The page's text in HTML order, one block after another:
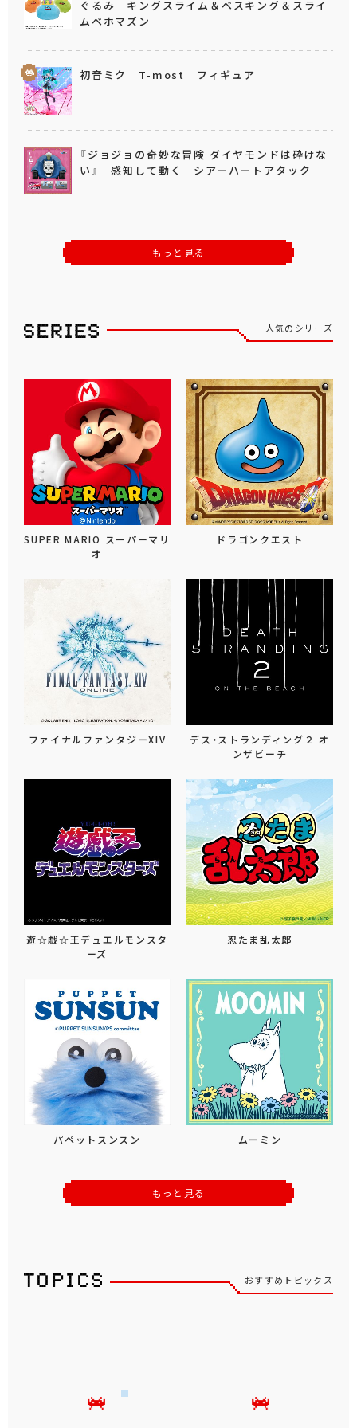
ぐるみ キングスライム＆ベスキング＆スライ
ムベホマズン
初音ミク T-most フィギュア
『ジョジョの奇妙な冒険 ダイヤモンドは砕けな
い』 感知して動く シアーハートアタック
もっと見る
人気のシリーズ
SUPER MARIO スーパーマリ
オ
ドラゴンクエスト
ファイナルファンタジーXIV
デス・ストランディング２ オ
ンザビーチ
遊☆戯☆王デュエルモンスタ
ーズ
忍たま乱太郎
パペットスンスン ムーミン
もっと見る
おすすめトピックス